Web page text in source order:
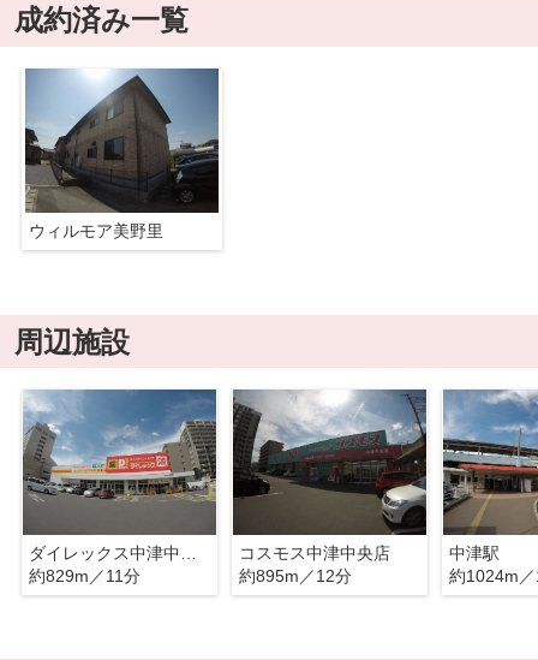
成約済み一覧
ウィルモア美野里
周辺施設
約829m／11分
コスモス中津中央店
約895m／12分
中津駅
約1024m